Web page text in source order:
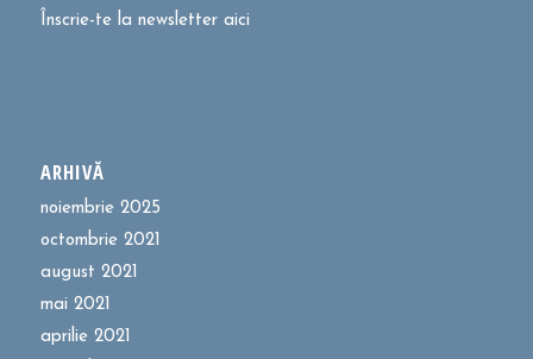
Înscrie-te la newsletter aici
ARHIVĂ
noiembrie 2025
octombrie 2021
august 2021
mai 2021
aprilie 2021